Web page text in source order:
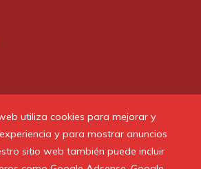
utiliza cookies para mejorar y
y para mostrar anuncios
sitio web también puede incluir